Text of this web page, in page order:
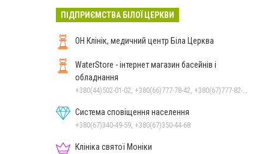
Всі матеріали тут
ПІДПРИЄМСТВА БІЛОЇ ЦЕРКВИ
ОН Клінік, медичний центр Біла Церква
WaterStore - інтернет магазин басейнів і
обладнання
Система сповіщення населення
+380(67)340-49-59, +380(67)350-44-68
Клініка святої Моніки